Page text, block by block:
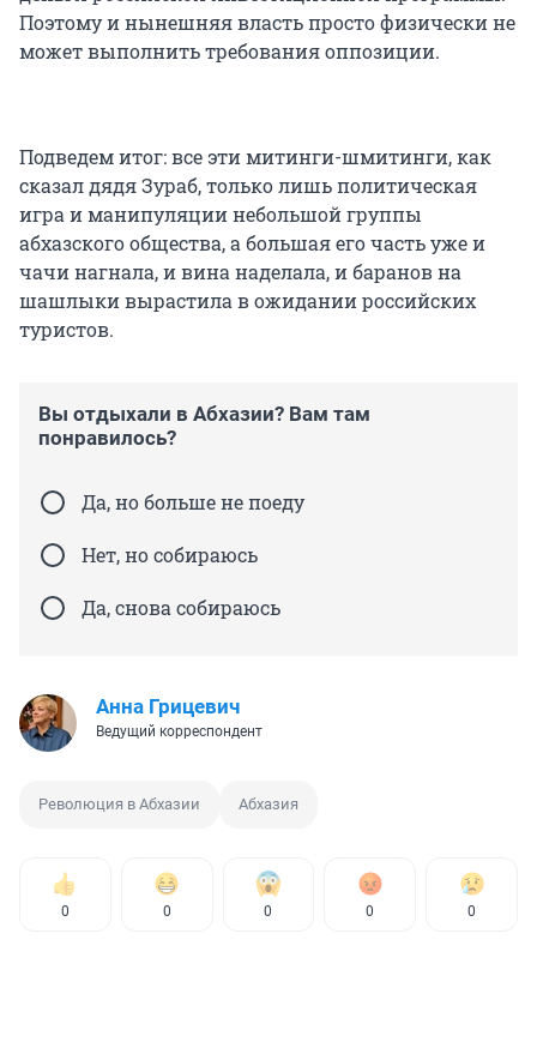
Поэтому и нынешняя власть просто физически не
может выполнить требования оппозиции.
Подведем итог: все эти митинги-шмитинги, как
сказал дядя Зураб, только лишь политическая
игра и манипуляции небольшой группы
абхазского общества, а большая его часть уже и
чачи нагнала, и вина наделала, и баранов на
шашлыки вырастила в ожидании российских
туристов.
Вы отдыхали в Абхазии? Вам там
понравилось?
Да, но больше не поеду
Нет, но собираюсь
Да, снова собираюсь
Анна Грицевич
Ведущий корреспондент
Революция в Абхазии Абхазия
0 0 0 0 0